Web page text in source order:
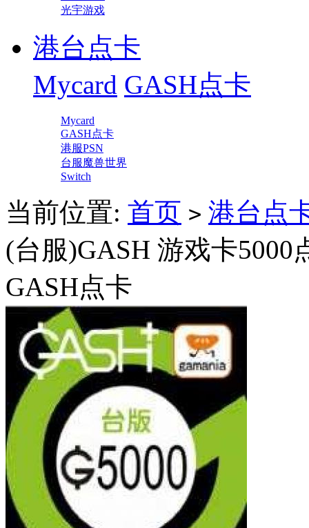
光宇游戏
港台点卡
Mycard GASH点卡
Mycard
GASH点卡
港服PSN
台服魔兽世界
Switch
当前位置: 首页 > 港台点
(台服)GASH 游戏卡5000
GASH点卡